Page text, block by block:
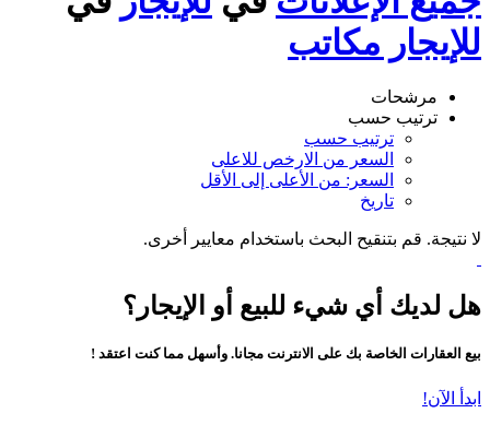
للإيجار مكاتب
مرشحات
ترتيب حسب
ترتيب حسب
السعر من الارخص للاعلى
السعر: من الأعلى إلى الأقل
تاريخ
لا نتيجة. قم بتنقيح البحث باستخدام معايير أخرى.
هل لديك أي شيء للبيع أو الإيجار؟
بيع العقارات الخاصة بك على الانترنت مجانا. وأسهل مما كنت اعتقد !
ابدأ الآن!